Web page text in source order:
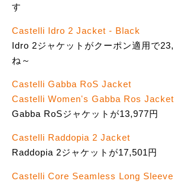
す
Castelli Idro 2 Jacket - Black
Idro 2ジャケットがクーポン適用で
ね～
Castelli Gabba RoS Jacket
Castelli Women's Gabba Ros Jacket
Gabba RoSジャケットが13,977円
Castelli Raddopia 2 Jacket
Raddopia 2ジャケットが17,501円
Castelli Core Seamless Long